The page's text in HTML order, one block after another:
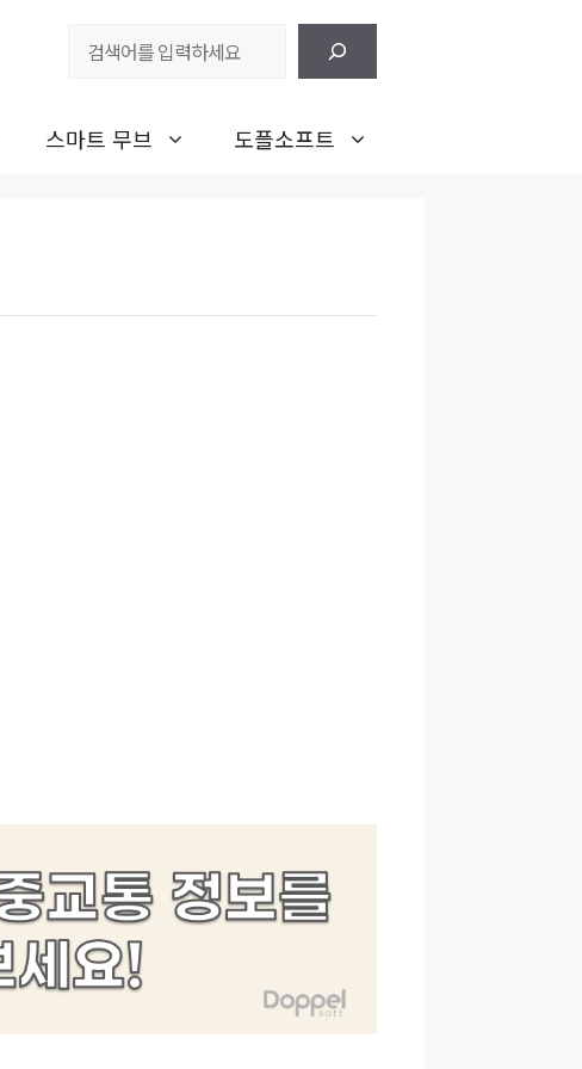
스마트 무브 도플소프트